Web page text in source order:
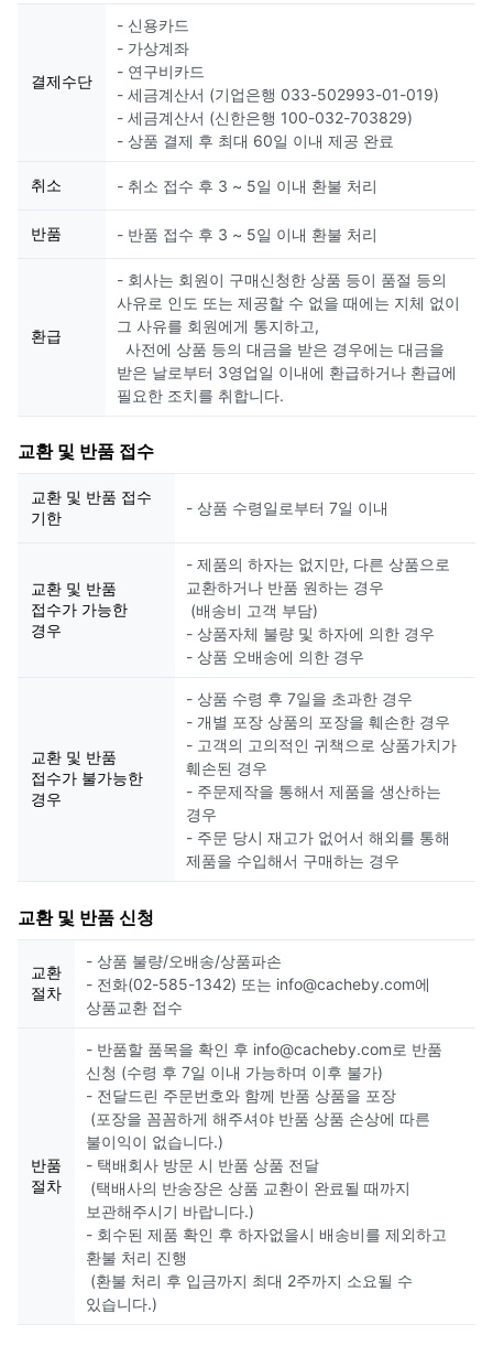
결제수단
- 신용카드
- 가상계좌
- 연구비카드
- 세금계산서 (기업은행 033-502993-01-019)
- 세금계산서 (신한은행 100-032-703829)
- 상품 결제 후 최대 60일 이내 제공 완료
취소 - 취소 접수 후 3 ~ 5일 이내 환불 처리
반품 - 반품 접수 후 3 ~ 5일 이내 환불 처리
환급
- 회사는 회원이 구매신청한 상품 등이 품절 등의
사유로 인도 또는 제공할 수 없을 때에는 지체 없이
그 사유를 회원에게 통지하고,
사전에 상품 등의 대금을 받은 경우에는 대금을
받은 날로부터 3영업일 이내에 환급하거나 환급에
필요한 조치를 취합니다.
교환 및 반품 접수
교환 및 반품 접수
기한
- 상품 수령일로부터 7일 이내
교환 및 반품
접수가 가능한
경우
- 제품의 하자는 없지만, 다른 상품으로
교환하거나 반품 원하는 경우
(배송비 고객 부담)
- 상품자체 불량 및 하자에 의한 경우
- 상품 오배송에 의한 경우
교환 및 반품
접수가 불가능한
경우
- 상품 수령 후 7일을 초과한 경우
- 개별 포장 상품의 포장을 훼손한 경우
- 고객의 고의적인 귀책으로 상품가치가
훼손된 경우
- 주문제작을 통해서 제품을 생산하는
경우
- 주문 당시 재고가 없어서 해외를 통해
제품을 수입해서 구매하는 경우
교환 및 반품 신청
교환
절차
- 상품 불량/오배송/상품파손
- 전화(02-585-1342) 또는 info@cacheby.com에
상품교환 접수
반품
절차
- 반품할 품목을 확인 후 info@cacheby.com로 반품
신청 (수령 후 7일 이내 가능하며 이후 불가)
- 전달드린 주문번호와 함께 반품 상품을 포장
(포장을 꼼꼼하게 해주셔야 반품 상품 손상에 따른
불이익이 없습니다.)
- 택배회사 방문 시 반품 상품 전달
(택배사의 반송장은 상품 교환이 완료될 때까지
보관해주시기 바랍니다.)
- 회수된 제품 확인 후 하자없을시 배송비를 제외하고
환불 처리 진행
(환불 처리 후 입금까지 최대 2주까지 소요될 수
있습니다.)